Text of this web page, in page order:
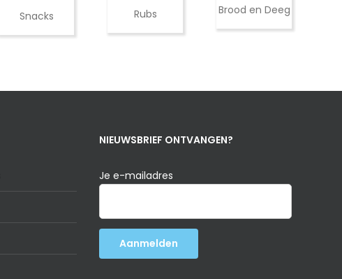
Snacks Rubs Brood en Deeg
NIEUWSBRIEF ONTVANGEN?
Je e-mailadres